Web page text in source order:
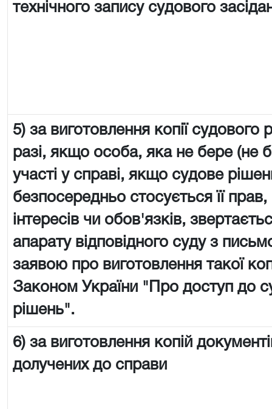
технічного запису судового
5) за виготовлення копії судового
разі, якщо особа, яка не бере (не
участі у справі, якщо судове
безпосередньо стосується її
інтересів чи обов'язків,
апарату відповідного суду з
заявою про виготовлення такої
Законом України "Про доступ до
рішень".
6) за виготовлення копій
долучених до справи